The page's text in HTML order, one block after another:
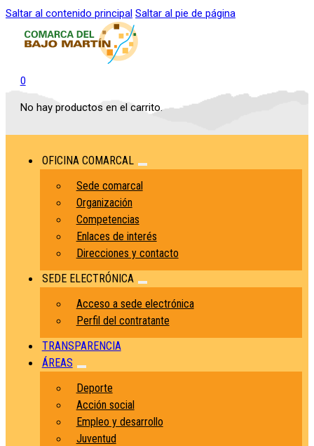
Saltar al contenido principal Saltar al pie de página
0
No hay productos en el carrito.
OFICINA COMARCAL
Sede comarcal
Organización
Competencias
Enlaces de interés
Direcciones y contacto
SEDE ELECTRÓNICA
Acceso a sede electrónica
Perfil del contratante
TRANSPARENCIA
ÁREAS
Deporte
Acción social
Empleo y desarrollo
Juventud